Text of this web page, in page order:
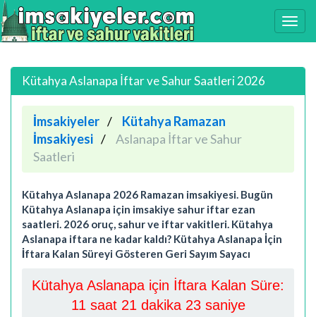
Kütahya Aslanapa İftar ve Sahur Saatleri 2026
İmsakiyeler
Kütahya Ramazan
İmsakiyesi
Aslanapa İftar ve Sahur
Saatleri
Kütahya Aslanapa 2026 Ramazan imsakiyesi. Bugün
Kütahya Aslanapa için imsakiye sahur iftar ezan
saatleri. 2026 oruç, sahur ve iftar vakitleri. Kütahya
Aslanapa iftara ne kadar kaldı? Kütahya Aslanapa İçin
İftara Kalan Süreyi Gösteren Geri Sayım Sayacı
Kütahya Aslanapa için İftara Kalan Süre:
11 saat 21 dakika 22 saniye